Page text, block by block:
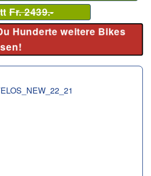
Fr. 2439.-
Hunderte weitere Bikes